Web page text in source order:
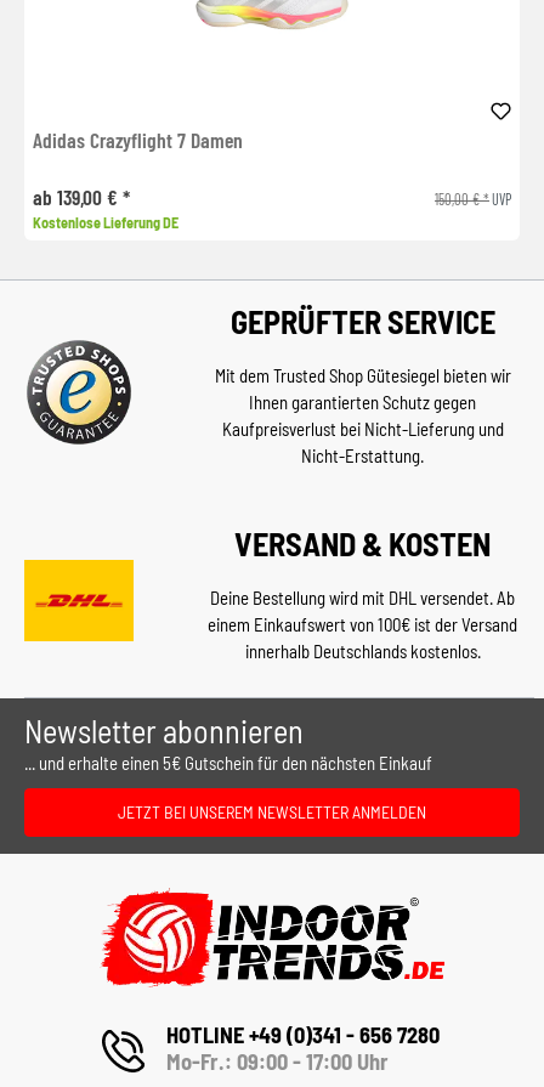
Adidas Crazyflight 7 Damen
ab 139,00 € * 150,00 € *UVP
Kostenlose Lieferung DE
GEPRÜFTER SERVICE
Mit dem Trusted Shop Gütesiegel bieten wir
Ihnen garantierten Schutz gegen
Kaufpreisverlust bei Nicht-Lieferung und
Nicht-Erstattung.
VERSAND & KOSTEN
Deine Bestellung wird mit DHL versendet. Ab
einem Einkaufswert von 100€ ist der Versand
innerhalb Deutschlands kostenlos.
Newsletter abonnieren
... und erhalte einen 5€ Gutschein für den nächsten Einkauf
JETZT BEI UNSEREM NEWSLETTER ANMELDEN
HOTLINE +49 (0)341 - 656 7280
Mo-Fr.: 09:00 - 17:00 Uhr